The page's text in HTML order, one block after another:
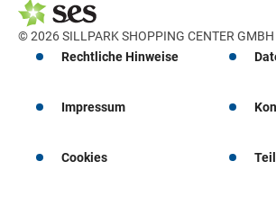
© 2026 SILLPARK SHOPPING CENTER GMBH
Rechtliche Hinweise
Impressum
Cookies